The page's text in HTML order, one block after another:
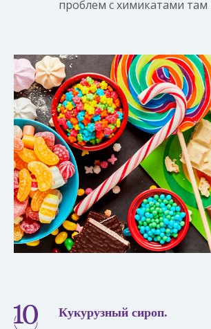
проблем с химикатами там
Кукурузный сироп.